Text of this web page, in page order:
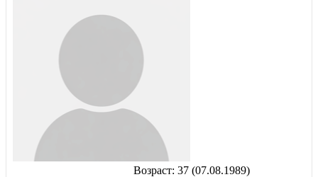
Возраст: 37 (07.08.1989)